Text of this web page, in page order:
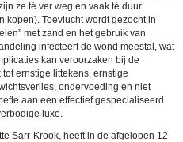
ze té ver weg en vaak té duur
kopen). Toevlucht wordt gezocht in
met zand en het gebruik van
infecteert de wond meestal, wat
kan veroorzaken bij de
ernstige littekens, ernstige
ondervoeding en niet
aan een effectief gespecialiseerd
luxe.
Sarr-Krook, heeft in de afgelopen 12